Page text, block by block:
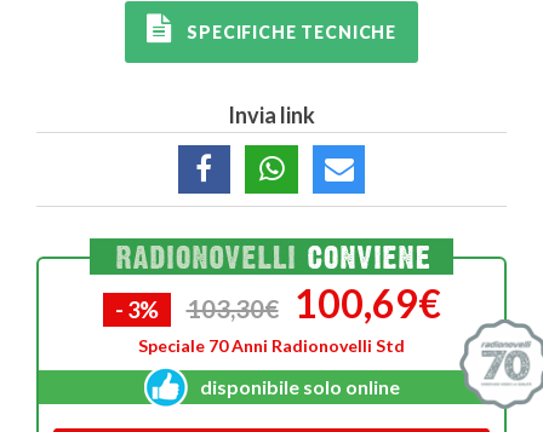
SPECIFICHE TECNICHE
Invia link
- 3% 103,30€ 100,69€
Speciale 70 Anni Radionovelli Std
disponibile solo online